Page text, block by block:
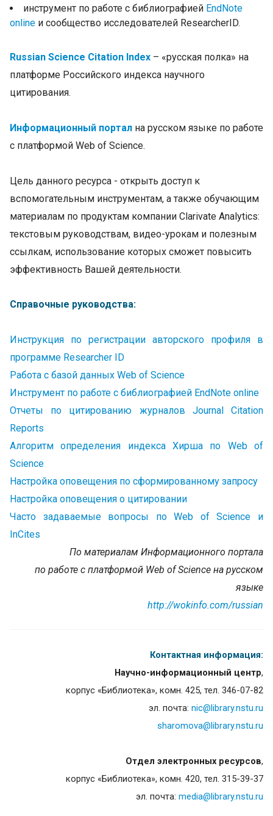
инструмент по работе с библиографией EndNote
online и сообщество исследователей ResearcherID.
Russian Science Citation Index – «русская полка» на
платформе Российского индекса научного
цитирования.
Информационный портал на русском языке по работе
с платформой Web of Science.
Цель данного ресурса - открыть доступ к
вспомогательным инструментам, а также обучающим
материалам по продуктам компании Clarivate Analytics:
текстовым руководствам, видео-урокам и полезным
ссылкам, использование которых сможет повысить
эффективность Вашей деятельности.
Справочные руководства:
Инструкция по регистрации авторского профиля в
программе Researcher ID
Работа с базой данных Web of Science
Инструмент по работе с библиографией EndNote online
Отчеты по цитированию журналов Journal Citation
Reports
Алгоритм определения индекса Хирша по Web of
Science
Настройка оповещения по сформированному запросу
Настройка оповещения о цитировании
Часто задаваемые вопросы по Web of Science и
InCites
По материалам Информационного портала
по работе с платформой Web of Science на русском
языке
http://wokinfo.com/russian
Контактная информация:
Научно-информационный центр,
корпус «Библиотека», комн. 425, тел. 346-07-82
эл. почта: nic@library.nstu.ru
sharomova@library.nstu.ru
Отдел электронных ресурсов,
корпус «Библиотека», комн. 420, тел. 315-39-37
эл. почта: media@library.nstu.ru